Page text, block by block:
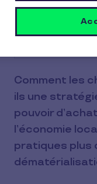
Sommaire
Comment les
ils une
pouvoir
l’économie
pratiques plus